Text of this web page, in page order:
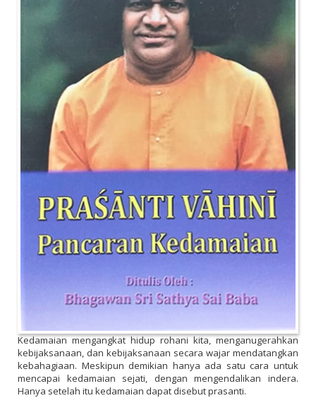
Kedamaian mengangkat hidup rohani kita, menganugerahkan
kebijaksanaan, dan kebijaksanaan secara wajar mendatangkan
kebahagiaan. Meskipun demikian hanya ada satu cara untuk
mencapai kedamaian sejati, dengan mengendalikan indera.
Hanya setelah itu kedamaian dapat disebut prasanti.